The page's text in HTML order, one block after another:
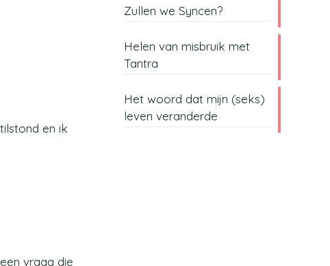
en ik
vraag die
Zullen we Syncen?
Helen van misbruik met
Tantra
Het woord dat mijn (seks)
leven veranderde